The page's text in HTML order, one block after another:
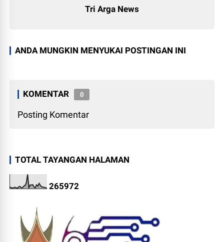
Tri Arga News
ANDA MUNGKIN MENYUKAI POSTINGAN INI
KOMENTAR 0
Posting Komentar
TOTAL TAYANGAN HALAMAN
265972